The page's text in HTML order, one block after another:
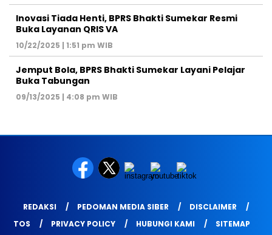
Inovasi Tiada Henti, BPRS Bhakti Sumekar Resmi
Buka Layanan QRIS VA
10/22/2025 | 1:51 pm WIB
Jemput Bola, BPRS Bhakti Sumekar Layani Pelajar
Buka Tabungan
09/13/2025 | 4:08 pm WIB
REDAKSI PEDOMAN MEDIA SIBER
DISCLAIMER
TOS
PRIVACY POLICY HUBUNGI KAMI SITEMAP